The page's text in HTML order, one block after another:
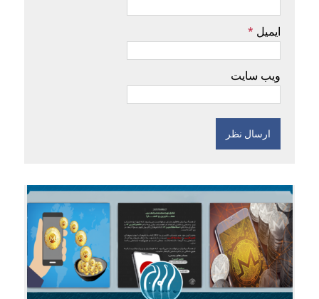
ایمیل *
ویب سایت